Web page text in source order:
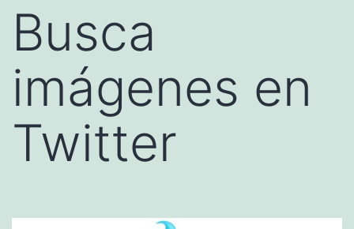
Busca
imágenes en
Twitter